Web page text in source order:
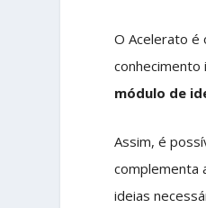
O Acelerato é
conhecimento
módulo de
Assim, é
complementa
ideias